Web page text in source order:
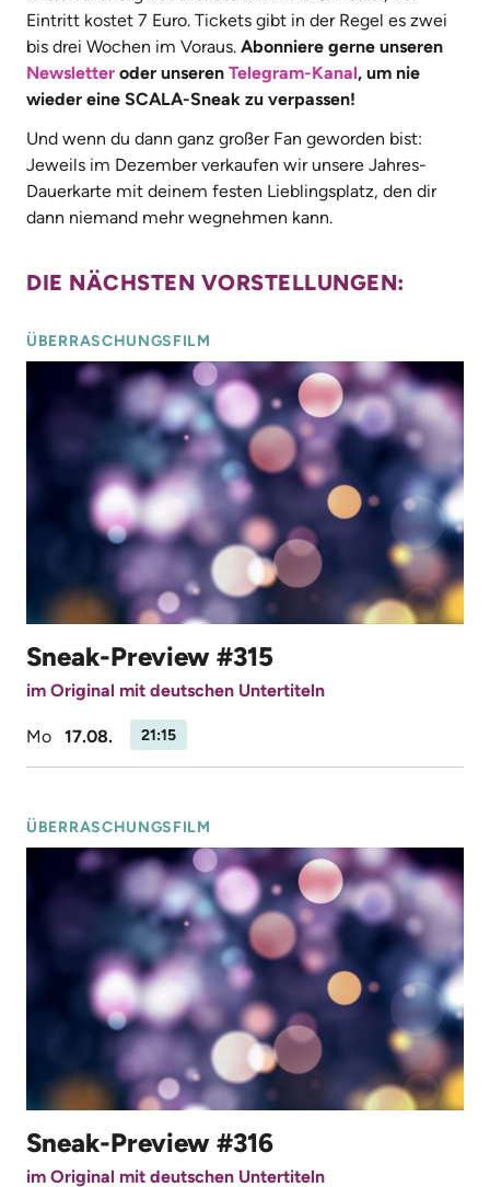
Eintritt kostet 7 Euro. Tickets gibt in der Regel es zwei
bis drei Wochen im Voraus. Abonniere gerne unseren
Newsletter oder unseren Telegram-Kanal, um nie
wieder eine SCALA-Sneak zu verpassen!
Und wenn du dann ganz großer Fan geworden bist:
Jeweils im Dezember verkaufen wir unsere Jahres-
Dauerkarte mit deinem festen Lieblingsplatz, den dir
dann niemand mehr wegnehmen kann.
DIE NÄCHSTEN VORSTELLUNGEN:
ÜBERRASCHUNGSFILM
Sneak-Preview #315
im Original mit deutschen Untertiteln
Mo 17.08. 21:15
ÜBERRASCHUNGSFILM
Sneak-Preview #316
im Original mit deutschen Untertiteln